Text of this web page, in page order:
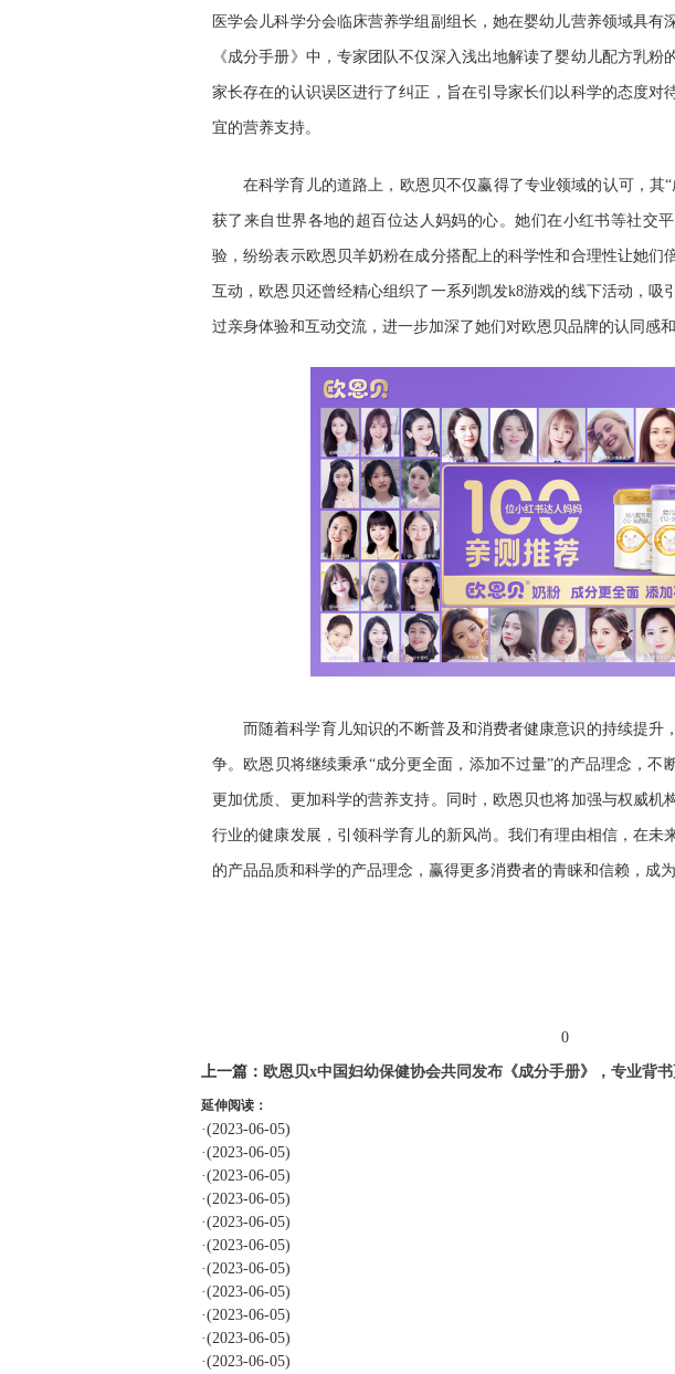
医学会儿科学分会临床营养学组副组长，她在婴幼儿营养领域具有
《成分手册》中，专家团队不仅深入浅出地解读了婴幼儿配方乳
家长存在的认识误区进行了纠正，旨在引导家长们以科学的态度对
宜的营养支持。
在科学育儿的道路上，欧恩贝不仅赢得了专业领域的认可，其
获了来自世界各地的超百位达人妈妈的心。她们在小红书等社交
验，纷纷表示欧恩贝羊奶粉在成分搭配上的科学性和合理性让她们
互动，欧恩贝还曾经精心组织了一系列凯发k8游戏的线下活动，吸
过亲身体验和互动交流，进一步加深了她们对欧恩贝品牌的认同感和
而随着科学育儿知识的不断普及和消费者健康意识的持续提升
争。欧恩贝将继续秉承“成分更全面，添加不过量”的产品理念，不
更加优质、更加科学的营养支持。同时，欧恩贝也将加强与权威机
行业的健康发展，引领科学育儿的新风尚。我们有理由相信，在未
的产品品质和科学的产品理念，赢得更多消费者的青睐和信赖，成
0
上一篇： 欧恩贝x中国妇幼保健协会共同发布《成分手册》，专业背书
延伸阅读：
·(2023-06-05)
·(2023-06-05)
·(2023-06-05)
·(2023-06-05)
·(2023-06-05)
·(2023-06-05)
·(2023-06-05)
·(2023-06-05)
·(2023-06-05)
·(2023-06-05)
·(2023-06-05)